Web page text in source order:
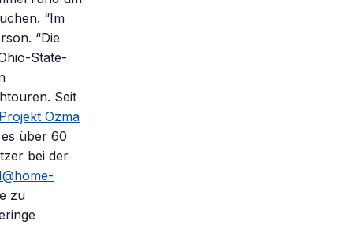
“Im
“Die
State-
Seit
Projekt Ozma
über 60
bei der
zu